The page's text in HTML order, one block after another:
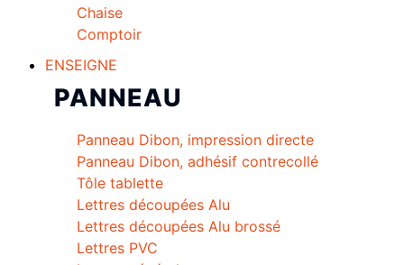
Chaise
Comptoir
ENSEIGNE
PANNEAU
Panneau Dibon, impression directe
Panneau Dibon, adhésif contrecollé
Tôle tablette
Lettres découpées Alu
Lettres découpées Alu brossé
Lettres PVC